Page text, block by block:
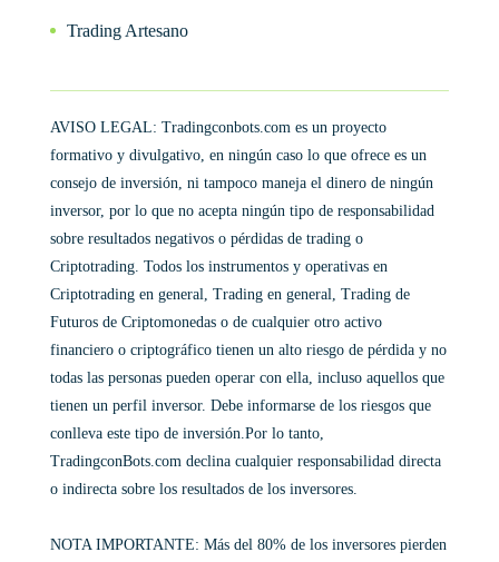
Trading Artesano
AVISO LEGAL: Tradingconbots.com es un proyecto
formativo y divulgativo, en ningún caso lo que ofrece es un
consejo de inversión, ni tampoco maneja el dinero de ningún
inversor, por lo que no acepta ningún tipo de responsabilidad
sobre resultados negativos o pérdidas de trading o
Criptotrading. Todos los instrumentos y operativas en
Criptotrading en general, Trading en general, Trading de
Futuros de Criptomonedas o de cualquier otro activo
financiero o criptográfico tienen un alto riesgo de pérdida y no
todas las personas pueden operar con ella, incluso aquellos que
tienen un perfil inversor. Debe informarse de los riesgos que
conlleva este tipo de inversión.Por lo tanto,
TradingconBots.com declina cualquier responsabilidad directa
o indirecta sobre los resultados de los inversores.
NOTA IMPORTANTE: Más del 80% de los inversores pierden